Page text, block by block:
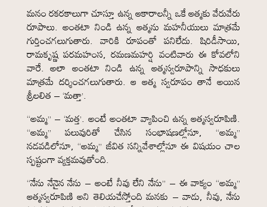
మనం రకరకాలుగా చూస్తూ ఉన్న ఆకారాలన్నీ ఒకే ఆత్మకు వేరువేరు
రూపాలు. అంతటా నిండి ఉన్న ఆత్మను మహనీయులు మాత్రమే
గుర్తించగలుగుతారు. వారికి రూపంతో పనిలేదు. షిరిడీసాయి,
రామకృష్ణ పరమహంస, రమణమహర్షి వంటివారు ఈ కోవలోని
వారే. అలా అంతటా నిండి ఉన్న ఆత్మస్వరూపాన్ని సాధకులు
మాత్రమే దర్శించగలుగుతారు. ఆ ఆత్మ స్వరూపం తానే అయిన
శ్రీలలిత – ‘మత్తా’.
“అమ్మ” – ‘మత్త’. అంటే అంతటా వ్యాపించి ఉన్న ఆత్మస్వరూపిణి.
“అమ్మ” పలువురితో చేసిన సంభాషణల్లోనూ, “అమ్మ”
నడవడిలోనూ, “అమ్మ” జీవిత సన్నివేశాల్లోనూ ఈ విషయం చాల
స్పష్టంగా వ్యక్తమవుతోంది.
“నేను నేనైన నేను – అంటే నీవు లేని నేను” – ఈ వాక్యం “అమ్మ”
ఆత్మస్వరూపిణి అని తెలియచేస్తోంది మనకు – వాడు, నీవు, నేను